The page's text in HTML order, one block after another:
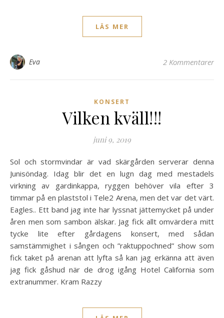
LÄS MER
Eva 2 Kommentarer
KONSERT
Vilken kväll!!!
juni 9, 2019
Sol och stormvindar är vad skärgården serverar denna
Junisöndag. Idag blir det en lugn dag med mestadels
virkning av gardinkappa, ryggen behöver vila efter 3
timmar på en plaststol i Tele2 Arena, men det var det värt.
Eagles.. Ett band jag inte har lyssnat jättemycket på under
åren men som sambon älskar. Jag fick allt omvärdera mitt
tycke lite efter gårdagens konsert, med sådan
samstämmighet i sången och ”raktuppochned” show som
fick taket på arenan att lyfta så kan jag erkänna att även
jag fick gåshud när de drog igång Hotel California som
extranummer. Kram Razzy